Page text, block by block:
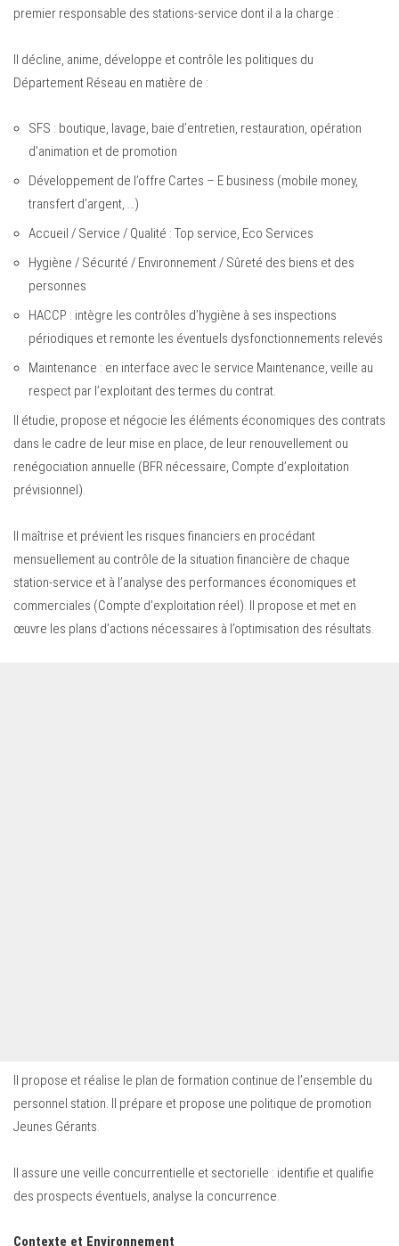
premier responsable des stations-service dont il a la charge :
Il décline, anime, développe et contrôle les politiques du
Département Réseau en matière de :
SFS : boutique, lavage, baie d’entretien, restauration, opération
d’animation et de promotion
Développement de l’offre Cartes – E business (mobile money,
transfert d’argent, …)
Accueil / Service / Qualité : Top service, Eco Services
Hygiène / Sécurité / Environnement / Sûreté des biens et des
personnes
HACCP : intègre les contrôles d’hygiène à ses inspections
périodiques et remonte les éventuels dysfonctionnements relevés
Maintenance : en interface avec le service Maintenance, veille au
respect par l’exploitant des termes du contrat.
Il étudie, propose et négocie les éléments économiques des contrats
dans le cadre de leur mise en place, de leur renouvellement ou
renégociation annuelle (BFR nécessaire, Compte d’exploitation
prévisionnel).
Il maîtrise et prévient les risques financiers en procédant
mensuellement au contrôle de la situation financière de chaque
station-service et à l’analyse des performances économiques et
commerciales (Compte d’exploitation réel). Il propose et met en
œuvre les plans d’actions nécessaires à l’optimisation des résultats.
Il propose et réalise le plan de formation continue de l’ensemble du
personnel station. Il prépare et propose une politique de promotion
Jeunes Gérants.
Il assure une veille concurrentielle et sectorielle : identifie et qualifie
des prospects éventuels, analyse la concurrence.
Contexte et Environnement